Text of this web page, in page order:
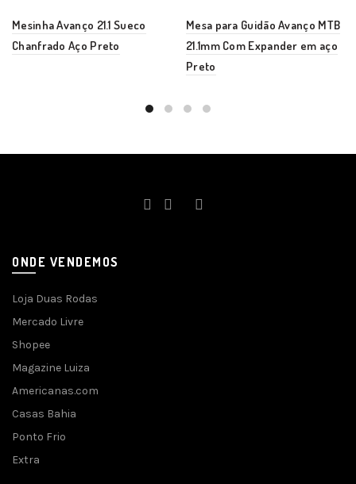
Mesinha Avanço 21.1 Sueco
Chanfrado Aço Preto
Mesa para Guidão Avanço MTB
21.1mm Com Expander em aço
Preto
ONDE VENDEMOS
Loja Duas Rodas
Mercado Livre
Shopee
Magazine Luiza
Americanas.com
Casas Bahia
Ponto Frio
Extra